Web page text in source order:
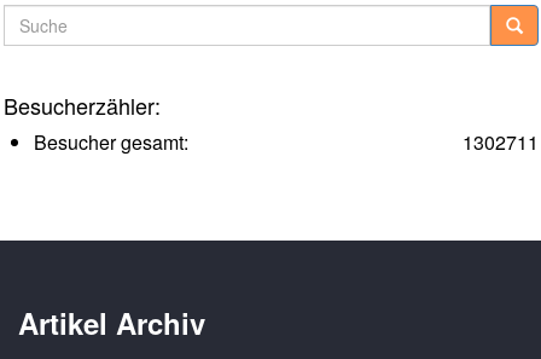
Suche
Besucherzähler:
1302711
Besucher gesamt:
Artikel Archiv